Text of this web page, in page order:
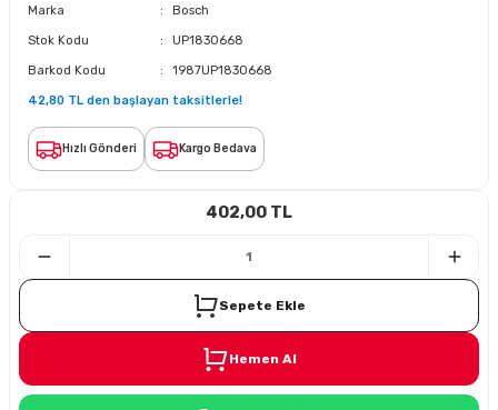
Marka Bosch
Stok Kodu UP1830668
Barkod Kodu 1987UP1830668
42,80 TL den başlayan taksitlerle!
Hızlı Gönderi Kargo Bedava
402,00 TL
Sepete Ekle
Hemen Al